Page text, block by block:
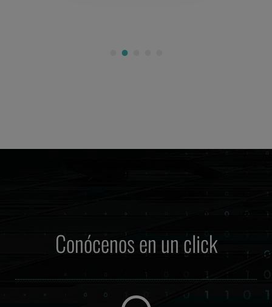
Conócenos en unclick